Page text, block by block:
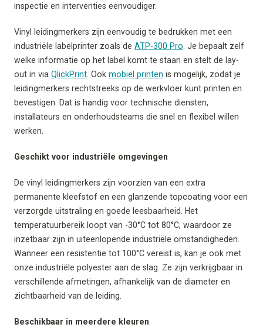
inspectie en interventies eenvoudiger.
Vinyl leidingmerkers zijn eenvoudig te bedrukken met een
industriële labelprinter zoals de ATP-300 Pro . Je bepaalt zelf
welke informatie op het label komt te staan en stelt de lay-
out in via QlickPrint . Ook mobiel printen is mogelijk, zodat je
leidingmerkers rechtstreeks op de werkvloer kunt printen en
bevestigen. Dat is handig voor technische diensten,
installateurs en onderhoudsteams die snel en flexibel willen
werken.
Geschikt voor industriële omgevingen
De vinyl leidingmerkers zijn voorzien van een extra
permanente kleefstof en een glanzende topcoating voor een
verzorgde uitstraling en goede leesbaarheid. Het
temperatuurbereik loopt van -30°C tot 80°C, waardoor ze
inzetbaar zijn in uiteenlopende industriële omstandigheden.
Wanneer een resistentie tot 100°C vereist is, kan je ook met
onze industriële polyester aan de slag. Ze zijn verkrijgbaar in
verschillende afmetingen, afhankelijk van de diameter en
zichtbaarheid van de leiding.
Beschikbaar in meerdere kleuren